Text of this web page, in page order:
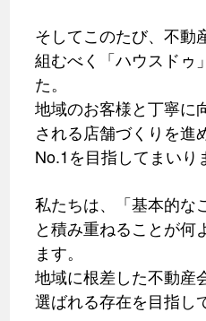
そしてこのたび、不動
組むべく「ハウスドゥ
た。
地域のお客様と丁寧に
される店舗づくりを進
No.1を目指してまいり
私たちは、「基本的な
と積み重ねることが何
ます。
地域に根差した不動産
選ばれる存在を目指し